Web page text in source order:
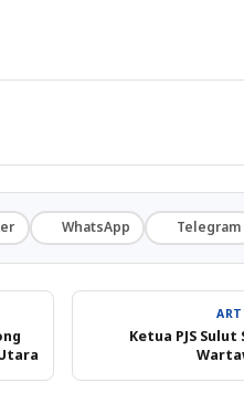
WhatsApp Telegram
Ketua PJS